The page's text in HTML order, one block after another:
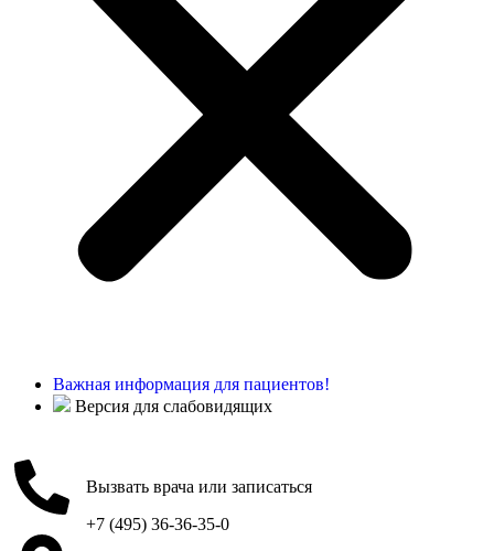
Важная информация для пациентов!
Версия для слабовидящих
Вызвать врача или записаться
+7 (495) 36-36-35-0